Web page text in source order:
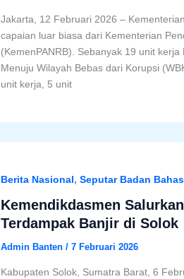
Jakarta, 12 Februari 2026 –
capaian luar biasa dari Kementerian
(KemenPANRB). Sebanyak 19 unit
Menuju Wilayah Bebas dari Korupsi
unit kerja, 5 unit
Berita Nasional, Seputar Badan
Kemendikdasmen
Terdampak Banjir di Solok
Admin Banten / 7 Februari 2026
Kabupaten Solok, Sumatra Barat, 6